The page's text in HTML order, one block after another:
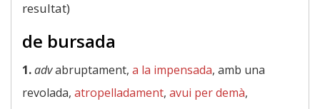
resultat)
de bursada
1.advabruptament, a la impensada, amb una
revolada, atropelladament, avui per demà,